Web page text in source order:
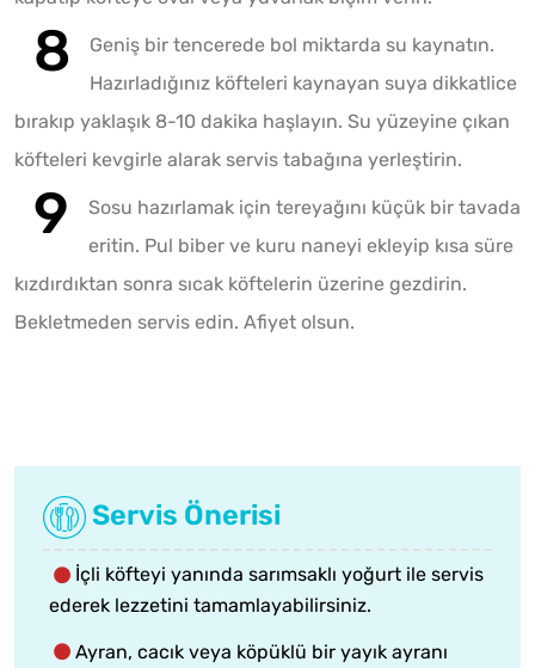
Geniş bir tencerede bol miktarda su kaynatın.
Hazırladığınız köfteleri kaynayan suya dikkatlice
bırakıp yaklaşık 8-10 dakika haşlayın. Su yüzeyine çıkan
köfteleri kevgirle alarak servis tabağına yerleştirin.
Sosu hazırlamak için tereyağını küçük bir tavada
eritin. Pul biber ve kuru naneyi ekleyip kısa süre
kızdırdıktan sonra sıcak köftelerin üzerine gezdirin.
Bekletmeden servis edin. Afiyet olsun.
Servis Önerisi
İçli köfteyi yanında sarımsaklı yoğurt ile servis
ederek lezzetini tamamlayabilirsiniz.
Ayran, cacık veya köpüklü bir yayık ayranı